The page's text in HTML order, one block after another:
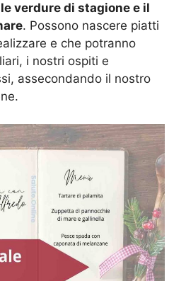
verdure di stagione e il
. Possono nascere piatti
e che potranno
i nostri ospiti e
assecondando il nostro